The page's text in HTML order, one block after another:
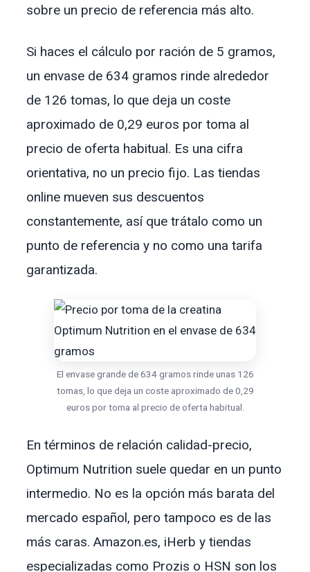
sobre un precio de referencia más alto.
Si haces el cálculo por ración de 5 gramos,
un envase de 634 gramos rinde alrededor
de 126 tomas, lo que deja un coste
aproximado de 0,29 euros por toma al
precio de oferta habitual. Es una cifra
orientativa, no un precio fijo. Las tiendas
online mueven sus descuentos
constantemente, así que trátalo como un
punto de referencia y no como una tarifa
garantizada.
El envase grande de 634 gramos rinde unas 126
tomas, lo que deja un coste aproximado de 0,29
euros por toma al precio de oferta habitual.
En términos de relación calidad-precio,
Optimum Nutrition suele quedar en un punto
intermedio. No es la opción más barata del
mercado español, pero tampoco es de las
más caras. Amazon.es, iHerb y tiendas
especializadas como Prozis o HSN son los